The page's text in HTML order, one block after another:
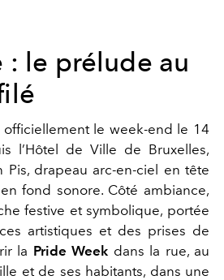
: le prélude au
officiellement le week-end le 14
l’Hôtel de Ville de Bruxelles,
Pis, drapeau arc-en-ciel en tête
fond sonore. Côté ambiance,
festive et symbolique, portée
artistiques et des prises de
la Pride Week dans la rue, au
et de ses habitants, dans une